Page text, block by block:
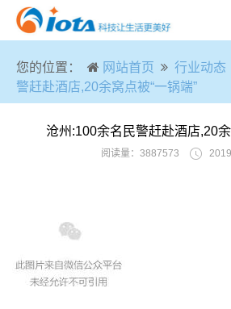
您的位置： 网站首页 行业动态
警赶赴酒店,20余窝点被“一锅端”
沧州:100余名民警赶赴酒店,20余
阅读量：3887573